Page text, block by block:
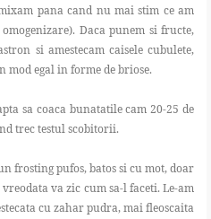
pana cand nu mai stim ce am
Daca punem si fructe,
si amestecam caisele cubulete,
egal in forme de briose.
sa coaca bunatatile cam 20-25 de
trec testul scobitorii.
frosting pufos, batos si cu mot, doar
va zic cum sa-l faceti. Le-am
cu zahar pudra, mai fleoscaita